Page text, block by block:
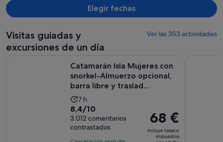
Elegir fechas
Visitas guiadas y
excursiones de un día
Ver las 353 actividades
Catamarán Isla Mujeres con
snorkel-Almuerzo opcional,
barra libre y traslad...
La
duración
de
la
7 h
8.4
sobre
10
8,4/10
3.012 comentarios
contrastados
El
precio
es
68 €
incluye tasas e
impuestos